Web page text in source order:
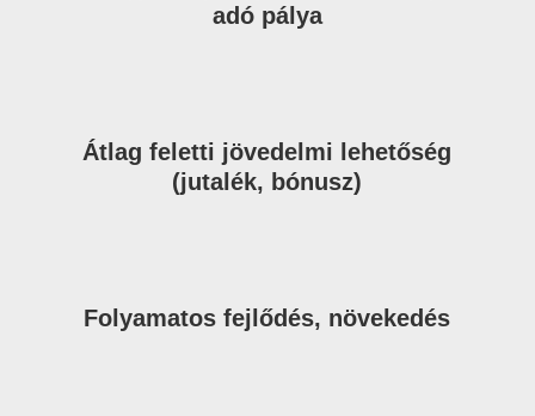
adó pálya
Átlag feletti jövedelmi lehetőség
(jutalék, bónusz)
Folyamatos fejlődés, növekedés